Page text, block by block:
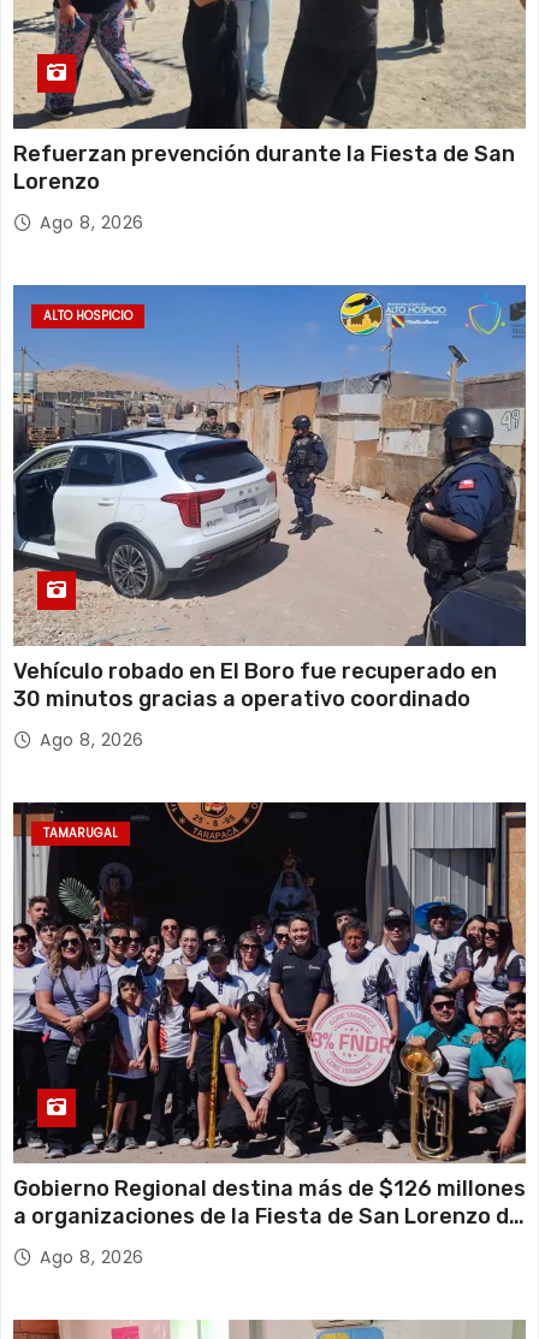
Refuerzan prevención durante la Fiesta de San
Lorenzo
Ago 8, 2026
ALTO HOSPICIO
Vehículo robado en El Boro fue recuperado en
30 minutos gracias a operativo coordinado
Ago 8, 2026
TAMARUGAL
Gobierno Regional destina más de $126 millones
a organizaciones de la Fiesta de San Lorenzo de
Tarapacá
Ago 8, 2026